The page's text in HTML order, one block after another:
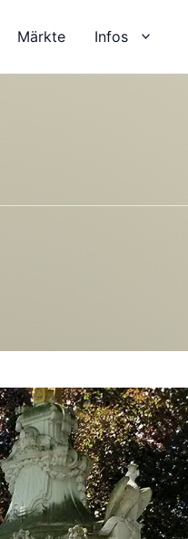
Märkte Infos